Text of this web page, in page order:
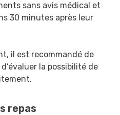
sans avis médical et
30 minutes après leur
il est recommandé de
la possibilité de
repas